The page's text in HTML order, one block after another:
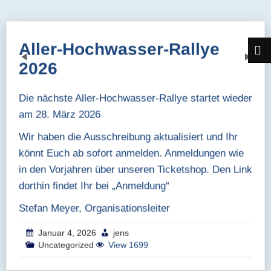
Aller-Hochwasser-Rallye
2026
Die nächste Aller-Hochwasser-Rallye startet wieder
am 28. März 2026
Wir haben die Ausschreibung aktualisiert und Ihr
könnt Euch ab sofort anmelden. Anmeldungen wie
in den Vorjahren über unseren Ticketshop. Den Link
dorthin findet Ihr bei „Anmeldung“
Stefan Meyer, Organisationsleiter
Januar 4, 2026
jens
Uncategorized
View 1699
Previous